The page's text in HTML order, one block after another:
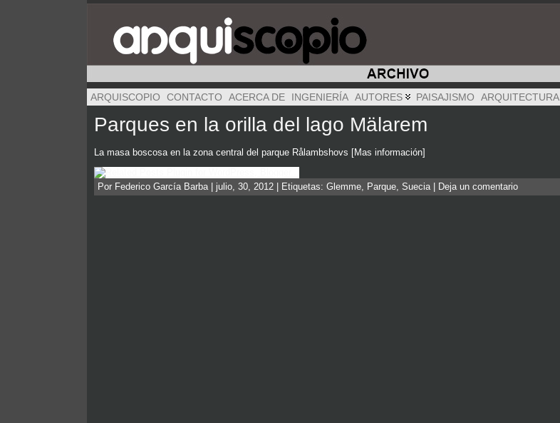
ARQUISCOPIO CONTACTO ACERCA DE INGENIERÍA AUTORES PAISAJISMO ARQUITECTURA
Parques en la orilla del lago Mälarem
La masa boscosa en la zona central del parque Rålambshovs [Mas información]
Por Federico García Barba | julio, 30, 2012 | Etiquetas: Glemme Parque Suecia | Deja un comentario